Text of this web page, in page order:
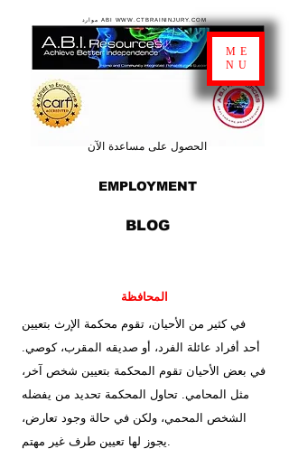
EMPLOYMENT
الحصول على مساعدة الآن
BLOG
موارد ABI WWW.CTBRAININJURY.COM
ME
NU
المحافظة
في كثير من الأحيان، تقوم محكمة الإرث بتعيين
أحد أفراد عائلة الفرد، أو صديقه المقرب، كوصي.
في بعض الأحيان تقوم المحكمة بتعيين شخص آخر،
مثل المحامي. تحاول المحكمة تحديد من يفضله
الشخص المحمي، ولكن في حالة وجود تعارض،
يجوز لها تعيين طرف غير مهتم.